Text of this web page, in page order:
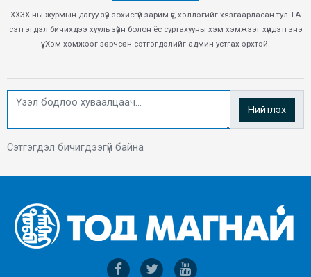
ХХЗХ-ны журмын дагуу зүй зохисгүй зарим үг, хэллэгийг хязгаарласан тул ТА
сэтгэгдэл бичихдээ хууль зүйн болон ёс суртахууны хэм хэмжээг хүндэтгэнэ
үү. Хэм хэмжээг зөрчсөн сэтгэгдэлийг админ устгах эрхтэй.
Нийтлэх
Сэтгэгдэл бичигдээгүй байна